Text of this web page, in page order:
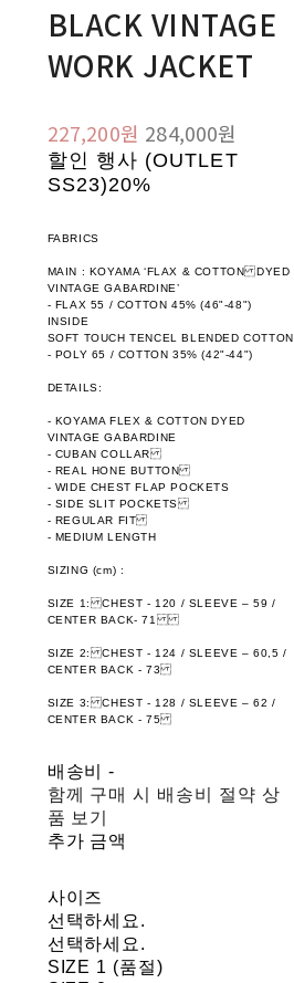
BLACK VINTAGE
WORK JACKET
227,200원 284,000원
할인 행사 (OUTLET
SS23)20%
FABRICS
MAIN : KOYAMA ‘FLAX & COTTON DYED
VINTAGE GABARDINE’
- FLAX 55 / COTTON 45% (46"-48")
INSIDE
SOFT TOUCH TENCEL BLENDED COTTON
- POLY 65 / COTTON 35% (42"-44")
DETAILS:
- KOYAMA FLEX & COTTON DYED
VINTAGE GABARDINE
- CUBAN COLLAR
- REAL HONE BUTTON
- WIDE CHEST FLAP POCKETS
- SIDE SLIT POCKETS
- REGULAR FIT
- MEDIUM LENGTH
SIZING (cm) :
SIZE 1: CHEST - 120 / SLEEVE – 59 /
CENTER BACK- 71
SIZE 2: CHEST - 124 / SLEEVE – 60,5 /
CENTER BACK - 73
SIZE 3: CHEST - 128 / SLEEVE – 62 /
CENTER BACK - 75
배송비-
함께 구매 시 배송비 절약 상
품 보기
추가 금액
사이즈
선택하세요.
선택하세요.
SIZE 1 (품절)